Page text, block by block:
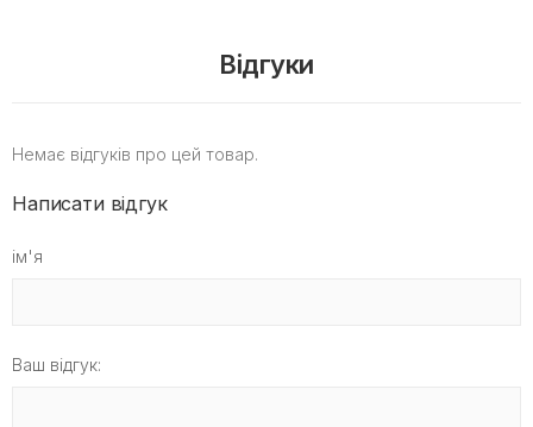
Відгуки
Немає відгуків про цей товар.
Написати відгук
ім'я
Ваш відгук: